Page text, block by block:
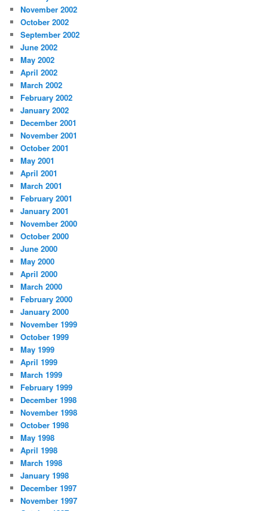
November 2002
October 2002
September 2002
June 2002
May 2002
April 2002
March 2002
February 2002
January 2002
December 2001
November 2001
October 2001
May 2001
April 2001
March 2001
February 2001
January 2001
November 2000
October 2000
June 2000
May 2000
April 2000
March 2000
February 2000
January 2000
November 1999
October 1999
May 1999
April 1999
March 1999
February 1999
December 1998
November 1998
October 1998
May 1998
April 1998
March 1998
January 1998
December 1997
November 1997